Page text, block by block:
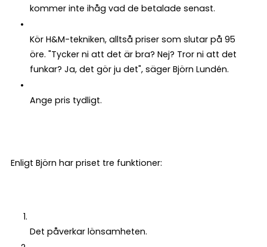
kommer inte ihåg vad de betalade senast.
Kör H&M-tekniken, alltså priser som slutar på 95
öre. "Tycker ni att det är bra? Nej? Tror ni att det
funkar? Ja, det gör ju det", säger Björn Lundén.
Ange pris tydligt.
Enligt Björn har priset tre funktioner:
Det påverkar lönsamheten.